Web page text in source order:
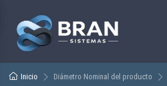
Inicio Diámetro Nominal del producto